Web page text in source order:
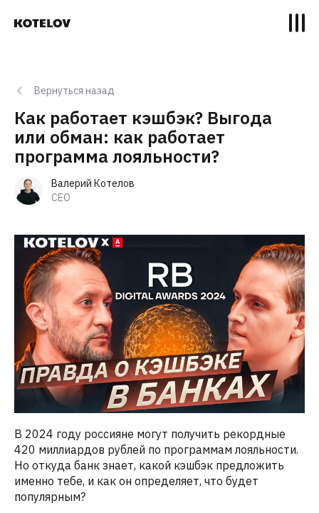
Вернуться назад
Как работает кэшбэк? Выгода
или обман: как работает
программа лояльности?
Валерий Котелов
CEO
В 2024 году россияне могут получить рекордные
420 миллиардов рублей по программам лояльности.
Но откуда банк знает, какой кэшбэк предложить
именно тебе, и как он определяет, что будет
популярным?